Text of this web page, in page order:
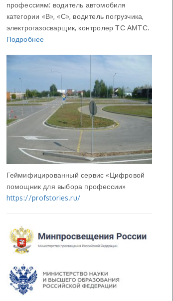
профессиям: водитель автомобиля
категории «В», «С», водитель погрузчика,
электрогазосварщик, контролер ТС АМТС.
Подробнее
Геймифицированный сервис «Цифровой
помощник для выбора профессии»
https://profstories.ru/